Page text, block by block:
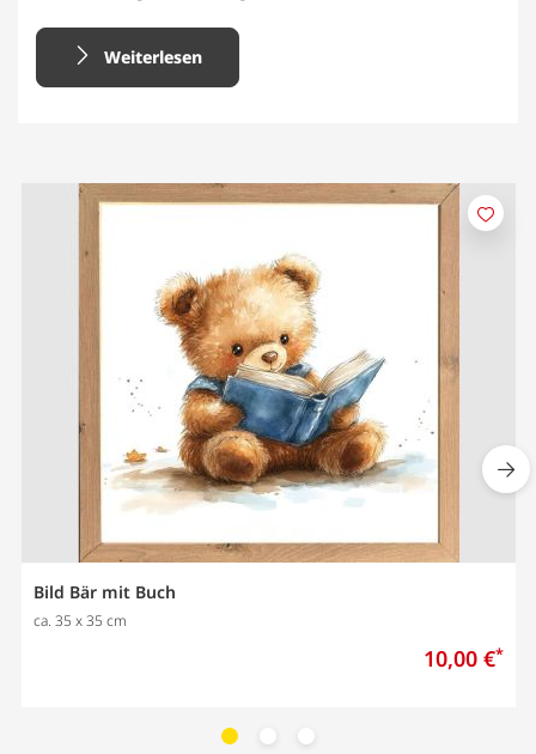
Weiterlesen
Bild Bär mit Buch
ca. 35 x 35 cm
10,00 €*
M